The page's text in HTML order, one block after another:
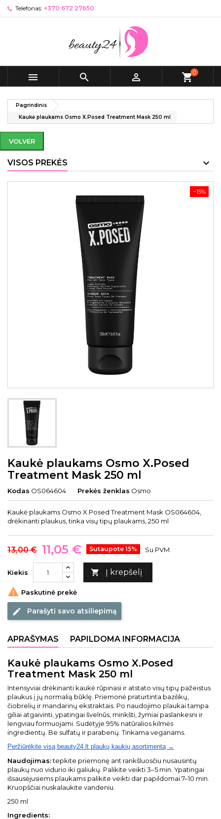
Telefonas: +370 672 27650
   shopping_cart0
Pagrindinis
Kaukė plaukams Osmo X.Posed Treatment Mask 250 ml
VOLVER
VISOS PREKĖS
−15%
Kaukė plaukams Osmo X.Posed
Treatment Mask 250 ml
Kodas OS064604 Prekės ženklas Osmo
Kaukė plaukams Osmo X.Posed Treatment Mask OS064604,
drėkinanti plaukus, tinka visų tipų plaukams, 250 ml
13,00 € 11,05 € Sutaupote 15% Su PVM
Kiekis  Į krepšelį
 Paskutinė prekė
edit Parašyti savo atsiliepimą
APRAŠYMAS PAPILDOMA INFORMACIJA
Kaukė plaukams Osmo X.Posed
Treatment Mask 250 ml
Intensyviai drėkinanti kaukė rūpinasi ir atstato visų tipų pažeistus
plaukus į jų normalią būklę. Priemonė praturtinta bazilikų,
čiobrelių ir mandarinų ekstraktais. Po naudojimo plaukai tampa
giliai atgaivinti, ypatingai švelnūs, minkšti, žymiai paslankesni ir
lengviau formuojami. Sudėtyje 95% natūralios kilmės
ingredientų. Be sulfatų ir parabenų. Tinkama veganams.
Peržiūrėkite visą beauty24.lt plaukų kaukių asortimentą →
Naudojimas:tepkite priemonę ant rankšluosčiu nusausintų
plaukų nuo vidurio iki galiukų. Palikite veikti 3–5 min. Ypatingai
išsausėjusiems plaukams palikite veikti dar papildomai 7–10 min.
Kruopščiai nuskalaukite vandeniu.
250 ml
Ingredients: